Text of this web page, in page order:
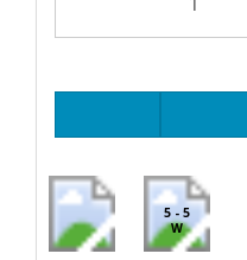
5 - 5
W